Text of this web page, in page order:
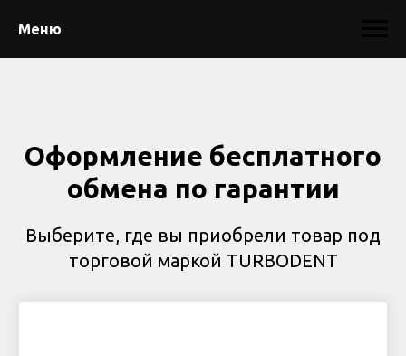
Меню
Оформление бесплатного
обмена по гарантии
Выберите, где вы приобрели товар под
торговой маркой TURBODENT